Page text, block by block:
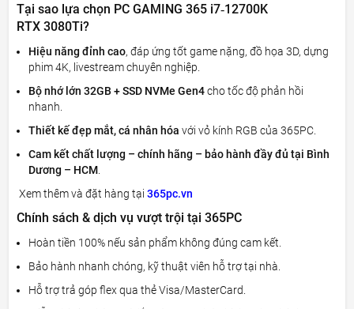
Tại sao lựa chọn PC GAMING 365 i7‑12700K
RTX 3080Ti?
Hiệu năng đỉnh cao, đáp ứng tốt game nặng, đồ họa 3D, dựng
phim 4K, livestream chuyên nghiệp.
Bộ nhớ lớn 32GB + SSD NVMe Gen4cho tốc độ phản hồi
nhanh.
Thiết kế đẹp mắt, cá nhân hóa với vỏ kính RGB của 365PC.
Cam kết chất lượng – chính hãng – bảo hành đầy đủ tại Bình
Dương – HCM
Xem thêm và đặt hàng tại365pc.vn
Chính sách & dịch vụ vượt trội tại 365PC
Hoàn tiền 100% nếu sản phẩm không đúng cam kết.
Bảo hành nhanh chóng, kỹ thuật viên hỗ trợ tại nhà.
Hỗ trợ trả góp flex qua thẻ Visa/MasterCard.